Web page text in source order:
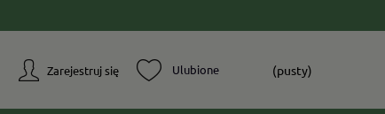
Zarejestruj się (pusty)